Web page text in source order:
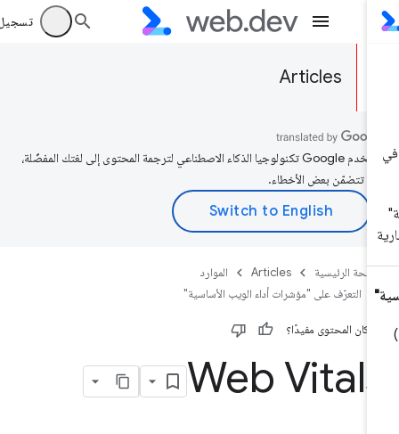
تسجيل
Articles
تستخدم Google تكنولوجيا الذكاء الاصطناعي لترجمة المحتوى إلى لغتك المفضّلة،
تتضمّن بعض الأخطاء.
الرئيسية Articles
الموارد
التعرّف على "مؤشرات أداء الويب الأساسية"
كان المحتوى مفيدًا؟
Web